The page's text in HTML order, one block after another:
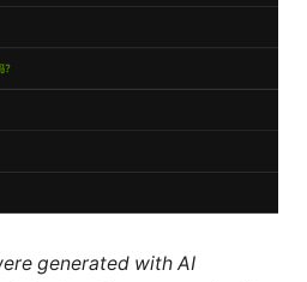
generated with AI